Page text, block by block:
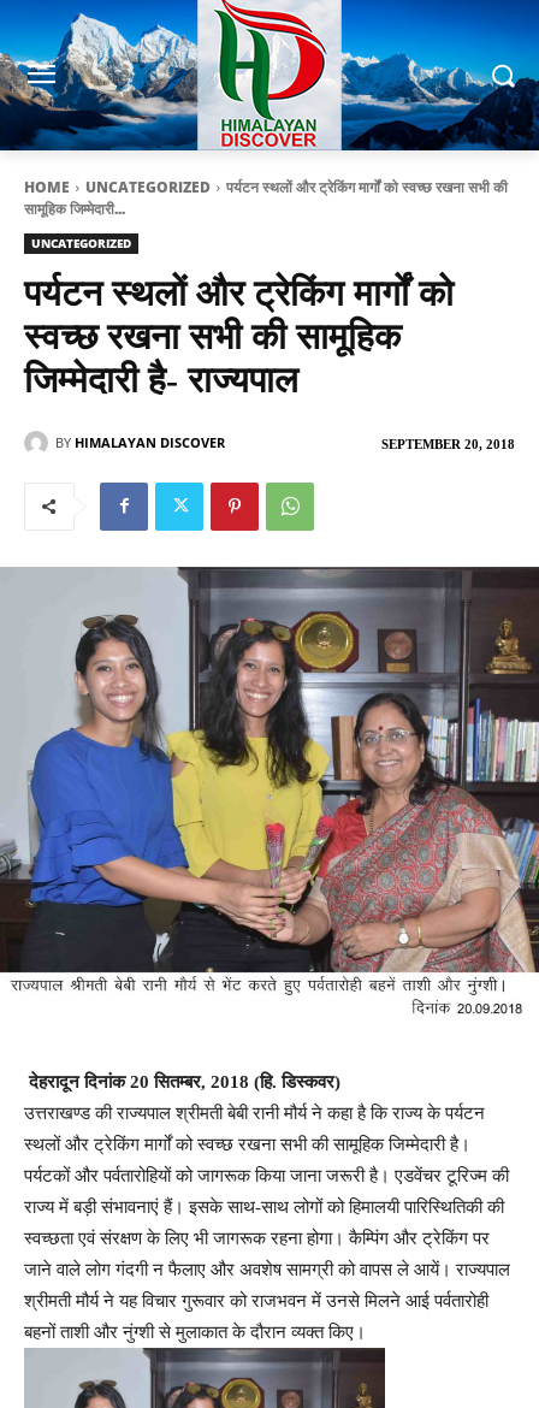
HOME UNCATEGORIZED
पर्यटन स्थलों और ट्रेकिंग मार्गों को स्वच्छ रखना सभी की
सामूहिक जिम्मेदारी...
UNCATEGORIZED
पर्यटन स्थलों और ट्रेकिंग मार्गों को
स्वच्छ रखना सभी की सामूहिक
जिम्मेदारी है- राज्यपाल
SEPTEMBER 20, 2018
BY HIMALAYAN DISCOVER
देहरादून दिनांक 20 सितम्बर, 2018 (हि. डिस्कवर)
उत्तराखण्ड की राज्यपाल श्रीमती बेबी रानी मौर्य ने कहा है कि राज्य के पर्यटन
स्थलों और ट्रेकिंग मार्गों को स्वच्छ रखना सभी की सामूहिक जिम्मेदारी है।
पर्यटकों और पर्वतारोहियों को जागरूक किया जाना जरूरी है। एडवेंचर टूरिज्म की
राज्य में बड़ी संभावनाएं हैं। इसके साथ-साथ लोगों को हिमालयी पारिस्थितिकी की
स्वच्छता एवं संरक्षण के लिए भी जागरूक रहना होगा। कैम्पिंग और ट्रेकिंग पर
जाने वाले लोग गंदगी न फैलाए और अवशेष सामग्री को वापस ले आयें। राज्यपाल
श्रीमती मौर्य ने यह विचार गुरूवार को राजभवन में उनसे मिलने आई पर्वतारोही
बहनों ताशी और नुंग्शी से मुलाकात के दौरान व्यक्त किए।